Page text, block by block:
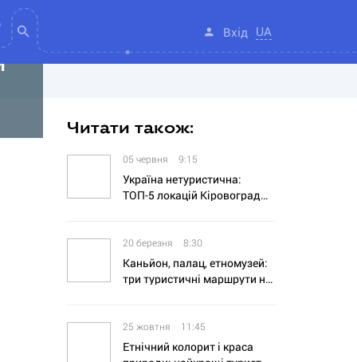
Вхід UA
Читати також:
05 червня 9:15
Україна нетуристична:
ТОП-5 локацій Кіровоградщини від Олександра Чорного
20 березня 8:30
Каньйон, палац, етномузей:
три туристичні маршрути на Бакоті
25 жовтня 11:45
Етнічний колорит і краса